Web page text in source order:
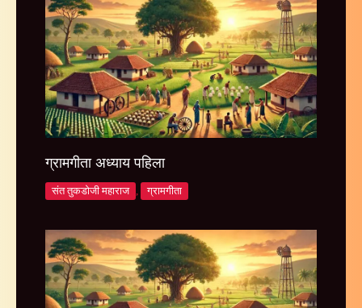
ग्रामगीता अध्याय पहिला
संत तुकडोजी महाराज , ग्रामगीता